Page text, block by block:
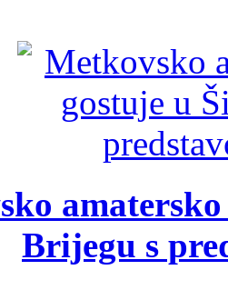
Brijegu s